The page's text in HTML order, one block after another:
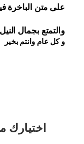
على متن الباخرة
والتمتع بجمال
و كل عام وانتم بخير
اختيارك